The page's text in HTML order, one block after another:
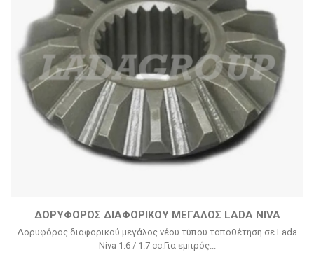
ΔΟΡΥΦΌΡΟΣ ΔΙΑΦΟΡΙΚΟΎ ΜΕΓΆΛΟΣ LADA NIVA
Δορυφόρος διαφορικού μεγάλος νέου τύπου τοποθέτηση σε Lada
Niva 1.6 / 1.7 cc.Για εμπρός...